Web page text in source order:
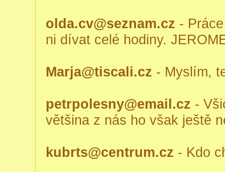
olda.cv@seznam.cz -
ni dívat celé hodiny.
Marja@tiscali.cz - Myslím,
petrpolesny@email.cz -
většina z nás ho však ještě
kubrts@centrum.cz - Kdo